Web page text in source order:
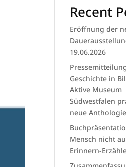
Recent
Eröffnung der
19.06.2026
Geschichte in
Aktive Museum
Südwestfalen
neue Anthologie
Mensch nicht
Erinnern-